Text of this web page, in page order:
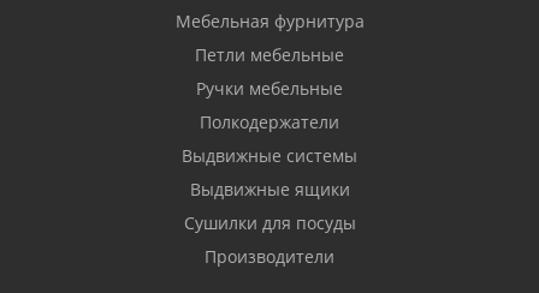
Мебельная фурнитура
Петли мебельные
Ручки мебельные
Полкодержатели
Выдвижные системы
Выдвижные ящики
Сушилки для посуды
Производители